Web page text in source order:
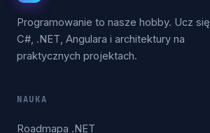
Programowanie to nasze hobby. Ucz się
C#, .NET, Angulara i architektury na
praktycznych projektach.
NAUKA
Roadmapa .NET